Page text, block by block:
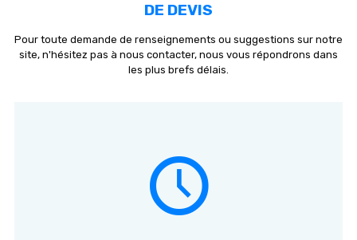
DE DEVIS
Pour toute demande de renseignements ou suggestions sur notre
site, n'hésitez pas à nous contacter, nous vous répondrons dans
les plus brefs délais.